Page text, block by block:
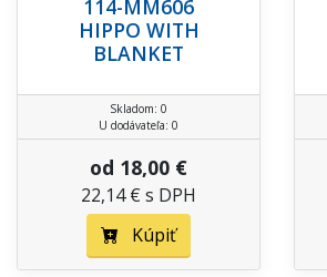
114-MM606
HIPPO WITH
BLANKET
Skladom: 0
U dodávateľa: 0
od 18,00 €
22,14 € s DPH
Kúpiť